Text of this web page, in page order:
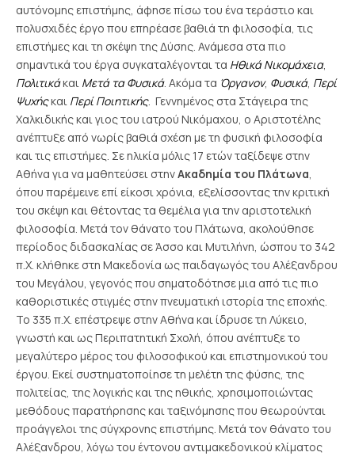
αυτόνομης επιστήμης, άφησε πίσω του ένα τεράστιο και
πολυσχιδές έργο που επηρέασε βαθιά τη φιλοσοφία, τις
επιστήμες και τη σκέψη της Δύσης. Ανάμεσα στα πιο
σημαντικά του έργα συγκαταλέγονται τα Ηθικά Νικομάχεια,
Πολιτικάκαι Μετά τα Φυσικά. Ακόμα τα Όργανον, Φυσικά, Περί
Ψυχήςκαι Περί Ποιητικής. Γεννημένος στα Στάγειρα της
Χαλκιδικής και γιος του ιατρού Νικόμαχου, ο Αριστοτέλης
ανέπτυξε από νωρίς βαθιά σχέση με τη φυσική φιλοσοφία
και τις επιστήμες. Σε ηλικία μόλις 17 ετών ταξίδεψε στην
Αθήνα για να μαθητεύσει στηνΑκαδημία του Πλάτωνα,
όπου παρέμεινε επί είκοσι χρόνια, εξελίσσοντας την κριτική
του σκέψη και θέτοντας τα θεμέλια για την αριστοτελική
φιλοσοφία. Μετά τον θάνατο του Πλάτωνα, ακολούθησε
περίοδος διδασκαλίας σε Άσσο και Μυτιλήνη, ώσπου το 342
π.Χ. κλήθηκε στη Μακεδονία ως παιδαγωγός του Αλέξανδρου
του Μεγάλου, γεγονός που σηματοδότησε μια από τις πιο
καθοριστικές στιγμές στην πνευματική ιστορία της εποχής.
Το 335 π.Χ. επέστρεψε στην Αθήνα και ίδρυσε τη Λύκειο,
γνωστή και ως Περιπατητική Σχολή, όπου ανέπτυξε το
μεγαλύτερο μέρος του φιλοσοφικού και επιστημονικού του
έργου. Εκεί συστηματοποίησε τη μελέτη της φύσης, της
πολιτείας, της λογικής και της ηθικής, χρησιμοποιώντας
μεθόδους παρατήρησης και ταξινόμησης που θεωρούνται
προάγγελοι της σύγχρονης επιστήμης. Μετά τον θάνατο του
Αλέξανδρου, λόγω του έντονου αντιμακεδονικού κλίματος